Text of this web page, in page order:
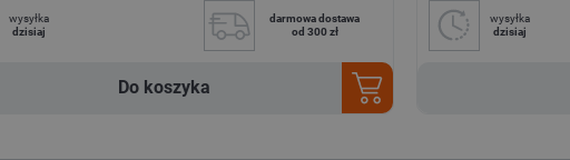
wysyłka
dzisiaj
darmowa dostawa
od 300 zł
Do koszyka
wysyłka
dzisiaj